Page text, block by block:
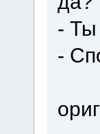
- Ты
-